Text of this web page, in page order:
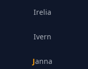
Irelia
Ivern
Janna